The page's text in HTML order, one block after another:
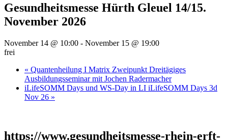
Gesundheitsmesse Hürth Gleuel 14/15.
November 2026
November 14 @ 10:00 - November 15 @ 19:00
frei
« Quantenheilung I Matrix Zweipunkt Dreitägiges
Ausbildungsseminar mit Jochen Radermacher
iLifeSOMM Days und WS-Day in LI iLifeSOMM Days 3d
Nov 26 »
https://www.gesundheitsmesse-rhein-erft-